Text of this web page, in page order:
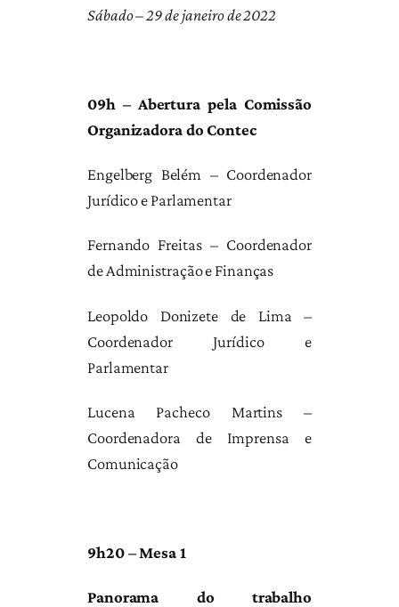
Sábado – 29 de janeiro de 2022
09h – Abertura pela Comissão
Organizadora do Contec
Engelberg Belém – Coordenador
Jurídico e Parlamentar
Fernando Freitas – Coordenador
de Administração e Finanças
Leopoldo Donizete de Lima –
Coordenador Jurídico e
Parlamentar
Lucena Pacheco Martins –
Coordenadora de Imprensa e
Comunicação
9h20 – Mesa 1
Panorama do trabalho